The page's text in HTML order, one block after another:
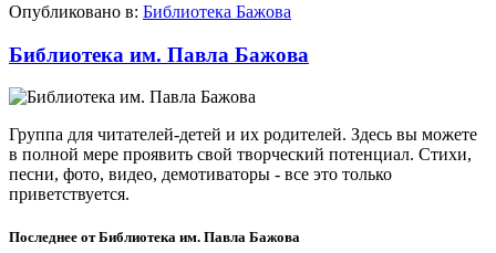
Опубликовано в: Библиотека Бажова
Библиотека им. Павла Бажова
Группа для читателей-детей и их родителей. Здесь вы можете
в полной мере проявить свой творческий потенциал. Стихи,
песни, фото, видео, демотиваторы - все это только
приветствуется.
Последнее от Библиотека им. Павла Бажова